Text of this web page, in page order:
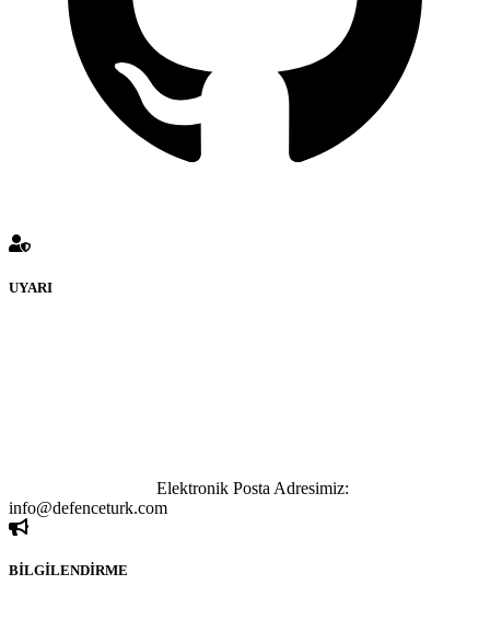
UYARI
Elektronik Posta Adresimiz:
info@defenceturk.com
BİLGİLENDİRME